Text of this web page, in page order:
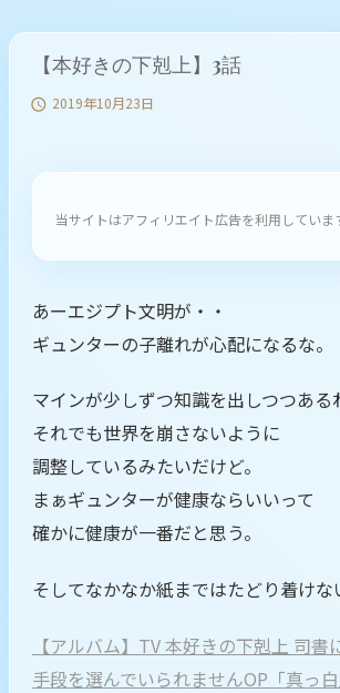
【本好きの下剋上】3話
 2019年10月23日
当サイトはアフィリエイト広告を利用していま
あーエジプト文明が・・
ギュンターの子離れが心配になるな。
マインが少しずつ知識を出しつつある
それでも世界を崩さないように
調整しているみたいだけど。
まぁギュンターが健康ならいいって
確かに健康が一番だと思う。
そしてなかなか紙まではたどり着けな
【アルバム】TV 本好きの下剋上 司書
手段を選んでいられませんOP「真っ